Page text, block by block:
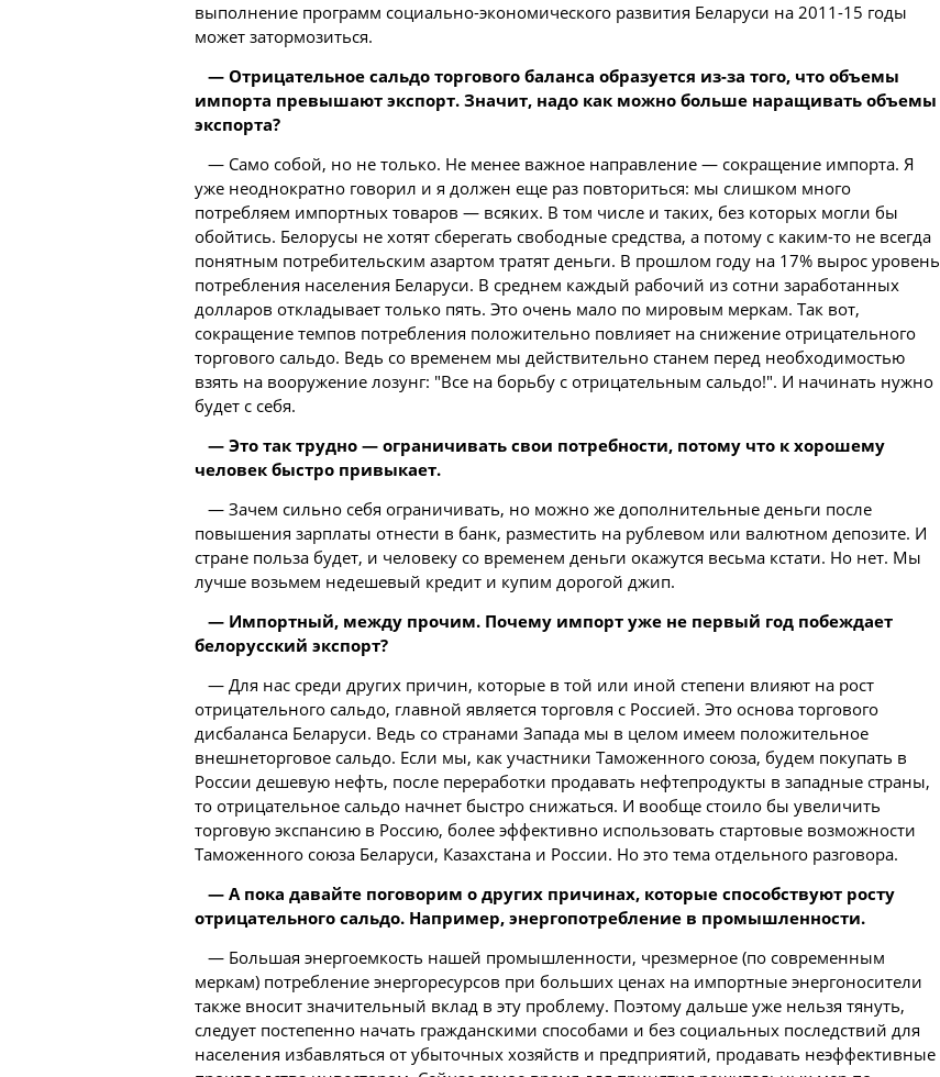
выполнение программ социально-экономического развития Беларуси на 2011-15 годы
может затормозиться.
— Отрицательное сальдо торгового баланса образуется из-за того, что объемы
импорта превышают экспорт. Значит, надо как можно больше наращивать объемы
экспорта?
— Само собой, но не только. Не менее важное направление — сокращение импорта. Я
уже неоднократно говорил и я должен еще раз повториться: мы слишком много
потребляем импортных товаров — всяких. В том числе и таких, без которых могли бы
обойтись. Белорусы не хотят сберегать свободные средства, а потому с каким-то не всегда
понятным потребительским азартом тратят деньги. В прошлом году на 17% вырос уровень
потребления населения Беларуси. В среднем каждый рабочий из сотни заработанных
долларов откладывает только пять. Это очень мало по мировым меркам. Так вот,
сокращение темпов потребления положительно повлияет на снижение отрицательного
торгового сальдо. Ведь со временем мы действительно станем перед необходимостью
взять на вооружение лозунг: "Все на борьбу с отрицательным сальдо!". И начинать нужно
будет с себя.
— Это так трудно — ограничивать свои потребности, потому что к хорошему
человек быстро привыкает.
— Зачем сильно себя ограничивать, но можно же дополнительные деньги после
повышения зарплаты отнести в банк, разместить на рублевом или валютном депозите. И
стране польза будет, и человеку со временем деньги окажутся весьма кстати. Но нет. Мы
лучше возьмем недешевый кредит и купим дорогой джип.
— Импортный, между прочим. Почему импорт уже не первый год побеждает
белорусский экспорт?
— Для нас среди других причин, которые в той или иной степени влияют на рост
отрицательного сальдо, главной является торговля с Россией. Это основа торгового
дисбаланса Беларуси. Ведь со странами Запада мы в целом имеем положительное
внешнеторговое сальдо. Если мы, как участники Таможенного союза, будем покупать в
России дешевую нефть, после переработки продавать нефтепродукты в западные страны,
то отрицательное сальдо начнет быстро снижаться. И вообще стоило бы увеличить
торговую экспансию в Россию, более эффективно использовать стартовые возможности
Таможенного союза Беларуси, Казахстана и России. Но это тема отдельного разговора.
— А пока давайте поговорим о других причинах, которые способствуют росту
отрицательного сальдо. Например, энергопотребление в промышленности.
— Большая энергоемкость нашей промышленности, чрезмерное (по современным
меркам) потребление энергоресурсов при больших ценах на импортные энергоносители
также вносит значительный вклад в эту проблему. Поэтому дальше уже нельзя тянуть,
следует постепенно начать гражданскими способами и без социальных последствий для
населения избавляться от убыточных хозяйств и предприятий, продавать неэффективные